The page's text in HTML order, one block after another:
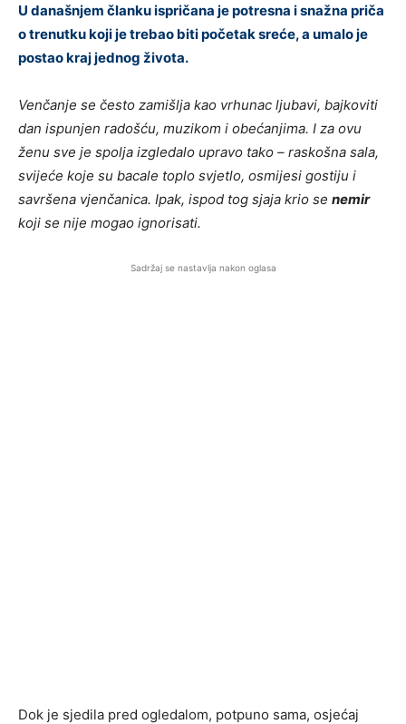
U današnjem članku ispričana je potresna i snažna priča
o trenutku koji je trebao biti početak sreće, a umalo je
postao kraj jednog života.
Venčanje se često zamišlja kao vrhunac ljubavi, bajkoviti
dan ispunjen radošću, muzikom i obećanjima. I za ovu
ženu sve je spolja izgledalo upravo tako – raskošna sala,
svijeće koje su bacale toplo svjetlo, osmijesi gostiju i
savršena vjenčanica. Ipak, ispod tog sjaja krio se nemir
koji se nije mogao ignorisati.
Sadržaj se nastavlja nakon oglasa
Dok je sjedila pred ogledalom, potpuno sama, osjećaj